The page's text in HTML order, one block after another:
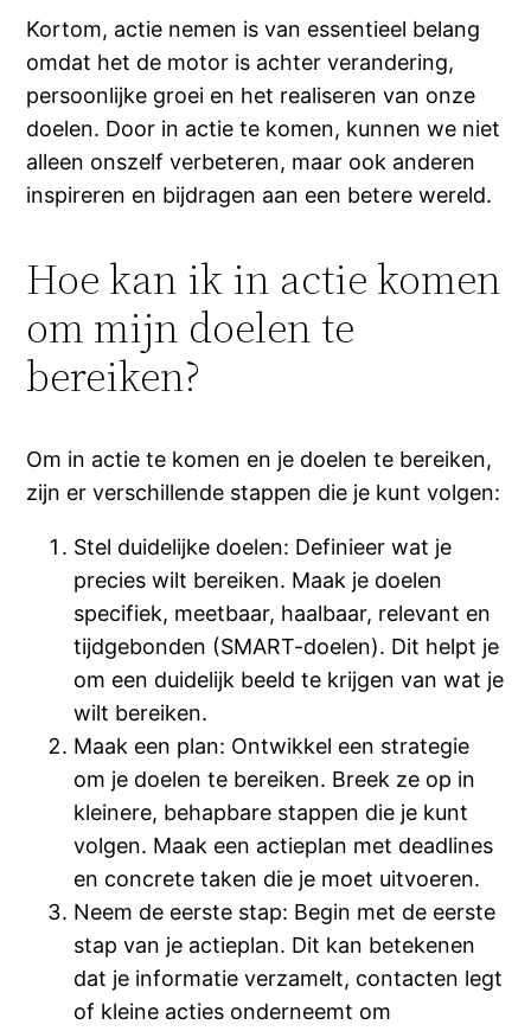
Kortom, actie nemen is van essentieel belang
omdat het de motor is achter verandering,
persoonlijke groei en het realiseren van onze
doelen. Door in actie te komen, kunnen we niet
alleen onszelf verbeteren, maar ook anderen
inspireren en bijdragen aan een betere wereld.
Hoe kan ik in actie komen
om mijn doelen te
bereiken?
Om in actie te komen en je doelen te bereiken,
zijn er verschillende stappen die je kunt volgen:
Stel duidelijke doelen: Definieer wat je
precies wilt bereiken. Maak je doelen
specifiek, meetbaar, haalbaar, relevant en
tijdgebonden (SMART-doelen). Dit helpt je
om een duidelijk beeld te krijgen van wat je
wilt bereiken.
Maak een plan: Ontwikkel een strategie
om je doelen te bereiken. Breek ze op in
kleinere, behapbare stappen die je kunt
volgen. Maak een actieplan met deadlines
en concrete taken die je moet uitvoeren.
Neem de eerste stap: Begin met de eerste
stap van je actieplan. Dit kan betekenen
dat je informatie verzamelt, contacten legt
of kleine acties onderneemt om